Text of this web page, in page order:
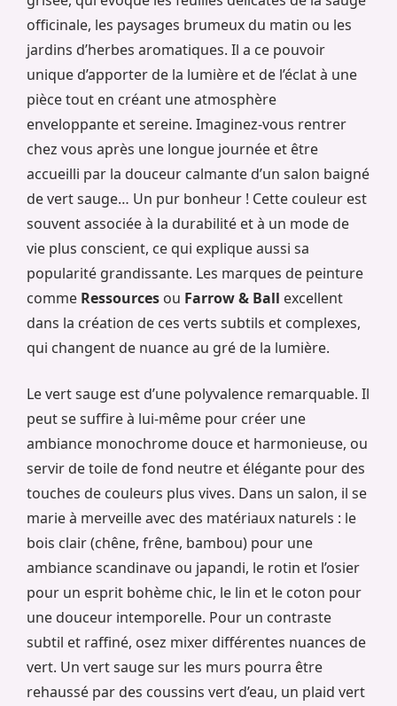
officinale, les paysages brumeux du matin ou les
jardins d’herbes aromatiques. Il a ce pouvoir
unique d’apporter de la lumière et de l’éclat à une
pièce tout en créant une atmosphère
enveloppante et sereine. Imaginez-vous rentrer
chez vous après une longue journée et être
accueilli par la douceur calmante d’un salon baigné
de vert sauge… Un pur bonheur ! Cette couleur est
souvent associée à la durabilité et à un mode de
vie plus conscient, ce qui explique aussi sa
popularité grandissante. Les marques de peinture
comme Ressources ou Farrow & Ball excellent
dans la création de ces verts subtils et complexes,
qui changent de nuance au gré de la lumière.
Le vert sauge est d’une polyvalence remarquable. Il
peut se suffire à lui-même pour créer une
ambiance monochrome douce et harmonieuse, ou
servir de toile de fond neutre et élégante pour des
touches de couleurs plus vives. Dans un salon, il se
marie à merveille avec des matériaux naturels : le
bois clair (chêne, frêne, bambou) pour une
ambiance scandinave ou japandi, le rotin et l’osier
pour un esprit bohème chic, le lin et le coton pour
une douceur intemporelle. Pour un contraste
subtil et raffiné, osez mixer différentes nuances de
vert. Un vert sauge sur les murs pourra être
rehaussé par des coussins vert d’eau, un plaid vert